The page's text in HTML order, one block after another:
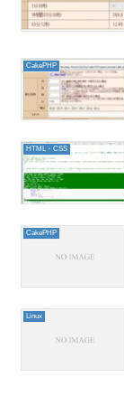
CakePHP
HTML・CSS
CakePHP
Linux